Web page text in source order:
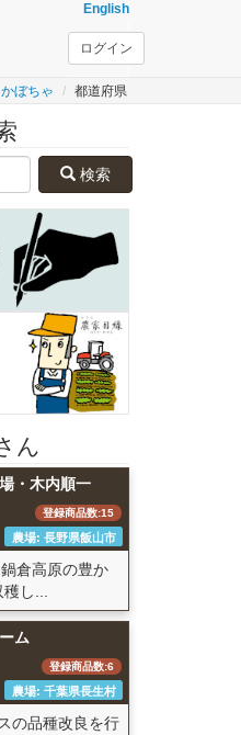
English
ログイン
かぼちゃ 都道府県
検索
ん
・木内順一
登録商品数:15
農場: 長野県飯山市
倉高原の豊か
し...
ム
登録商品数:6
農場: 千葉県長生村
の品種改良を行